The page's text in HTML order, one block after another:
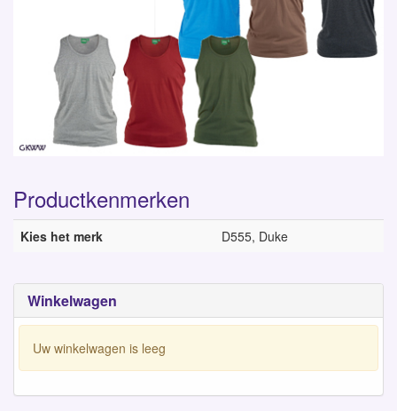
Winkelwagen
Uw winkelwagen is leeg
Productkenmerken
Kies het merk D555, Duke